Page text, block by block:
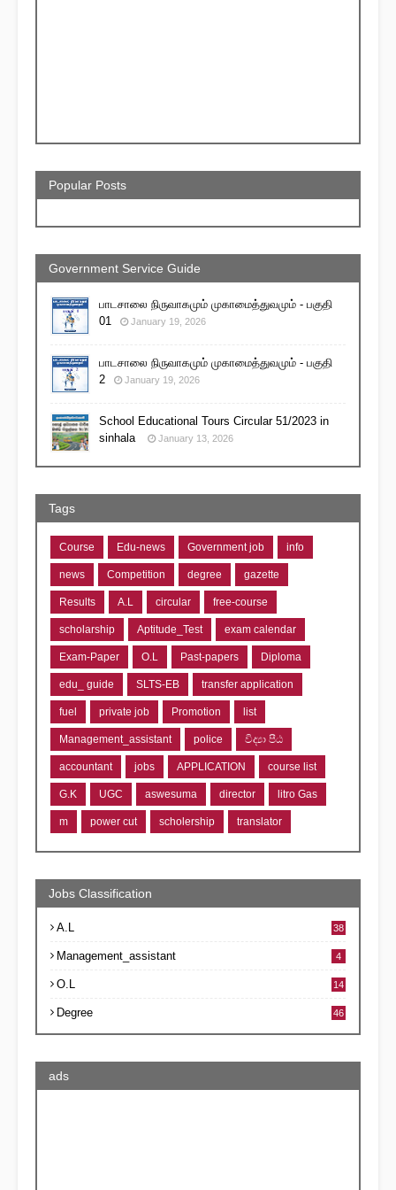
Popular Posts
Government Service Guide
பாடசாலை நிருவாகமும் முகாமைத்துவமும் - பகுதி
01
January 19, 2026
பாடசாலை நிருவாகமும் முகாமைத்துவமும் - பகுதி
2
January 19, 2026
School Educational Tours Circular 51/2023 in
sinhala
January 13, 2026
Tags
Course Edu-news Government job info
news Competition degree gazette
Results A.L circular free-course
scholarship Aptitude_Test exam calendar
Exam-Paper O.L Past-papers Diploma
edu_ guide SLTS-EB transfer application
fuel private job Promotion list
Management_assistant police විද්‍යා පීඨ
accountant jobs APPLICATION course list
G.K UGC aswesuma director litro Gas
m power cut scholership translator
Jobs Classification
A.L 38
Management_assistant 4
O.L 14
Degree 46
ads